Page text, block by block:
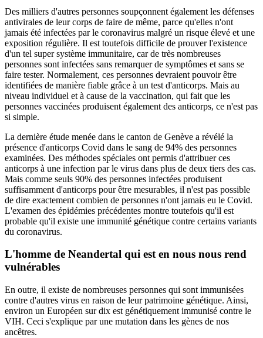
Des milliers d'autres personnes soupçonnent également les défenses
antivirales de leur corps de faire de même, parce qu'elles n'ont
jamais été infectées par le coronavirus malgré un risque élevé et une
exposition régulière. Il est toutefois difficile de prouver l'existence
d'un tel super système immunitaire, car de très nombreuses
personnes sont infectées sans remarquer de symptômes et sans se
faire tester. Normalement, ces personnes devraient pouvoir être
identifiées de manière fiable grâce à un test d'anticorps. Mais au
niveau individuel et à cause de la vaccination, qui fait que les
personnes vaccinées produisent également des anticorps, ce n'est pas
si simple.
La dernière étude menée dans le canton de Genève a révélé la
présence d'anticorps Covid dans le sang de 94% des personnes
examinées. Des méthodes spéciales ont permis d'attribuer ces
anticorps à une infection par le virus dans plus de deux tiers des cas.
Mais comme seuls 90% des personnes infectées produisent
suffisamment d'anticorps pour être mesurables, il n'est pas possible
de dire exactement combien de personnes n'ont jamais eu le Covid.
L'examen des épidémies précédentes montre toutefois qu'il est
probable qu'il existe une immunité génétique contre certains variants
du coronavirus.
L'homme de Neandertal qui est en nous nous rend
vulnérables
En outre, il existe de nombreuses personnes qui sont immunisées
contre d'autres virus en raison de leur patrimoine génétique. Ainsi,
environ un Européen sur dix est génétiquement immunisé contre le
VIH. Ceci s'explique par une mutation dans les gènes de nos
ancêtres.